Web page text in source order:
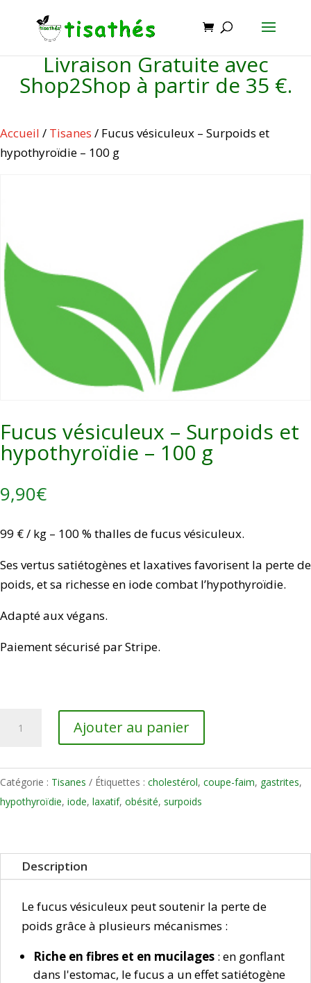
Livraison Gratuite avec
Shop2Shop à partir de 35 €.
Accueil / Tisanes / Fucus vésiculeux – Surpoids et
hypothyroïdie – 100 g
Fucus vésiculeux – Surpoids et
hypothyroïdie – 100 g
9,90€
99 € / kg – 100 % thalles de fucus vésiculeux.
Ses vertus satiétogènes et laxatives favorisent la perte de
poids, et sa richesse en iode combat l’hypothyroïdie.
Adapté aux végans.
Paiement sécurisé par Stripe.
vésiculeux
-
hypothyroïdie
Ajouter au panier
Catégorie : Tisanes Étiquettes : cholestérol, coupe-faim, gastrites,
hypothyroïdie, iode, laxatif, obésité, surpoids
Description
Le fucus vésiculeux peut soutenir la perte de
poids grâce à plusieurs mécanismes :
Riche en fibres et en mucilages : en gonflant
dans l'estomac, le fucus a un effet satiétogène